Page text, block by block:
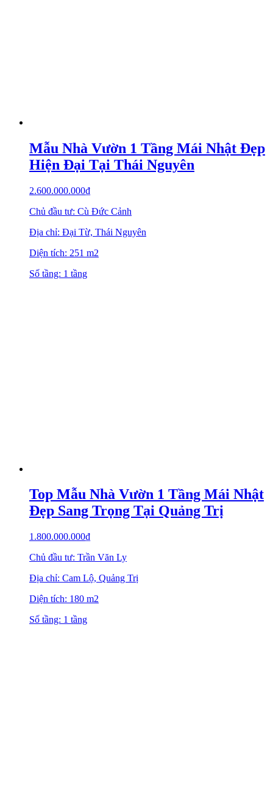
Mẫu Nhà Vườn 1 Tầng Mái Nhật Đẹp
Hiện Đại Tại Thái Nguyên
2.600.000.000₫
Chủ đầu tư: Cù Đức Cảnh
Địa chỉ: Đại Từ, Thái Nguyên
Diện tích: 251 m2
Số tầng: 1 tầng
Top Mẫu Nhà Vườn 1 Tầng Mái Nhật
Đẹp Sang Trọng Tại Quảng Trị
1.800.000.000₫
Chủ đầu tư: Trần Văn Ly
Địa chỉ: Cam Lộ, Quảng Trị
Diện tích: 180 m2
Số tầng: 1 tầng